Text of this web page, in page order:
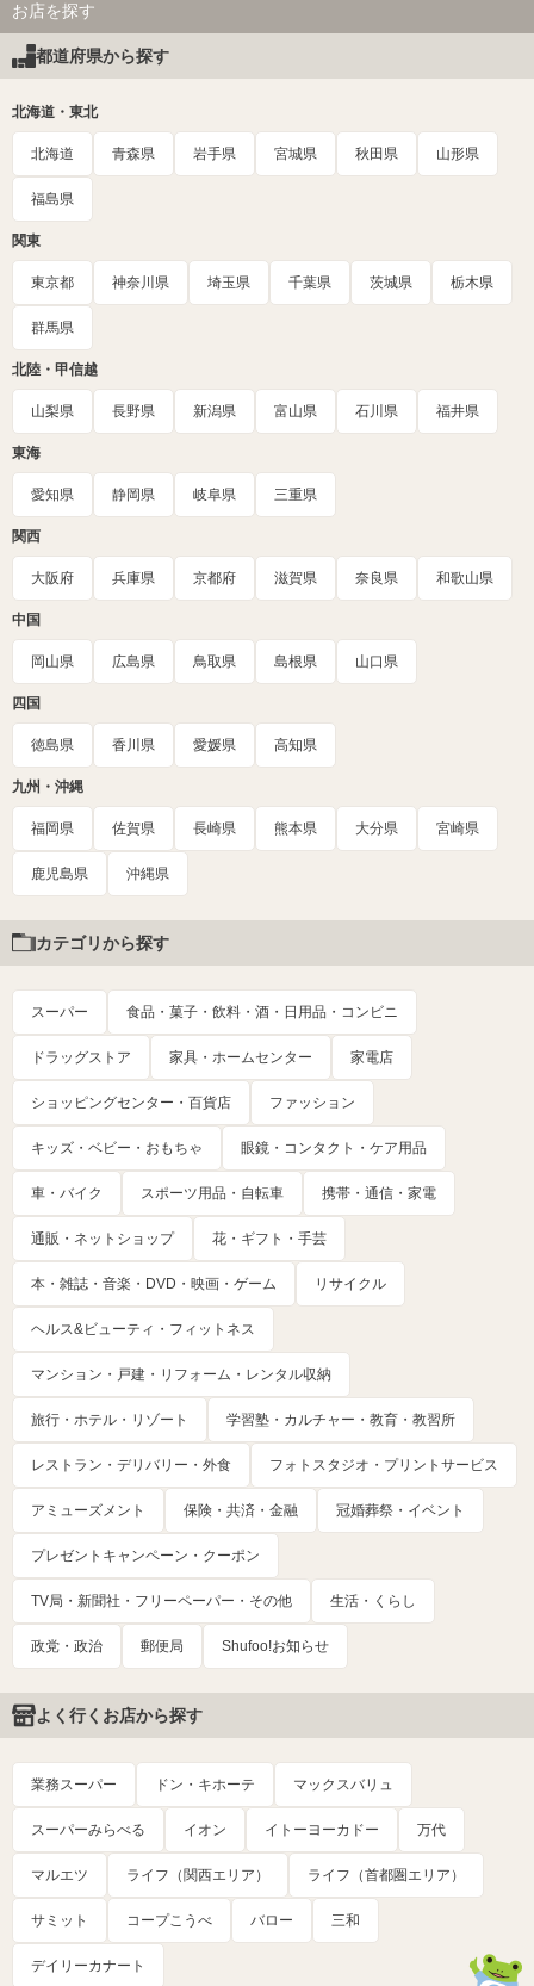
お店を探す
都道府県から探す
北海道・東北
北海道 青森県 岩手県 宮城県 秋田県 山形県
福島県
関東
東京都 神奈川県 埼玉県 千葉県 茨城県 栃木県
群馬県
北陸・甲信越
山梨県 長野県 新潟県 富山県 石川県 福井県
東海
愛知県 静岡県 岐阜県 三重県
関西
大阪府 兵庫県 京都府 滋賀県 奈良県 和歌山県
中国
岡山県 広島県 鳥取県 島根県 山口県
四国
徳島県 香川県 愛媛県 高知県
九州・沖縄
福岡県 佐賀県 長崎県 熊本県 大分県 宮崎県
鹿児島県 沖縄県
カテゴリから探す
スーパー 食品・菓子・飲料・酒・日用品・コンビニ
ドラッグストア 家具・ホームセンター 家電店
ショッピングセンター・百貨店 ファッション
キッズ・ベビー・おもちゃ 眼鏡・コンタクト・ケア用品
車・バイク スポーツ用品・自転車 携帯・通信・家電
通販・ネットショップ 花・ギフト・手芸
本・雑誌・音楽・DVD・映画・ゲーム リサイクル
ヘルス&ビューティ・フィットネス
マンション・戸建・リフォーム・レンタル収納
旅行・ホテル・リゾート 学習塾・カルチャー・教育・教習所
レストラン・デリバリー・外食 フォトスタジオ・プリントサービス
アミューズメント 保険・共済・金融 冠婚葬祭・イベント
プレゼントキャンペーン・クーポン
TV局・新聞社・フリーペーパー・その他 生活・くらし
政党・政治 郵便局 Shufoo!お知らせ
よく行くお店から探す
業務スーパー ドン・キホーテ マックスバリュ
スーパーみらべる イオン イトーヨーカドー 万代
マルエツ ライフ（関西エリア） ライフ（首都圏エリア）
サミット コープこうべ バロー 三和
デイリーカナート